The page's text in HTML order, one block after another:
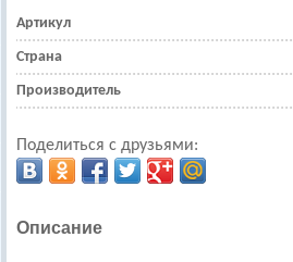
Артикул
Страна
Производитель
Поделиться с друзьями:
Описание